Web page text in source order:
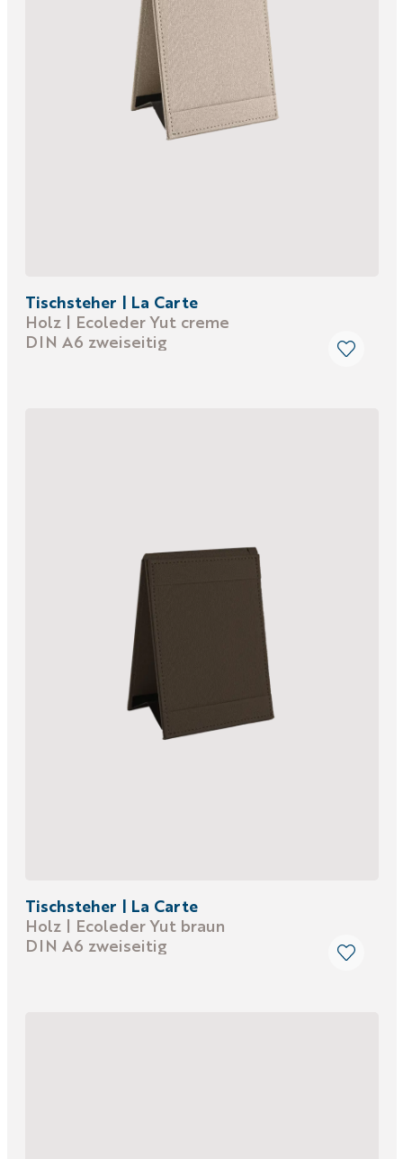
Tischsteher | La Carte
Holz | Ecoleder Yut creme
DIN A6 zweiseitig
Tischsteher | La Carte
Holz | Ecoleder Yut braun
DIN A6 zweiseitig